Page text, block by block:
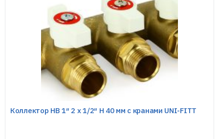
Коллектор НВ 1″ 2 х 1/2″ Н 40 мм с кранами UNI-FITT